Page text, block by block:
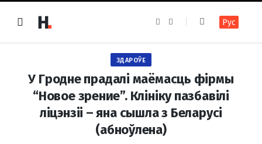
e
k
t
a
m
Рус
ЗДАРОЎЕ
У Гродне прадалі маёмасць фірмы
“Новое зрение”. Клініку пазбавілі
ліцэнзіі – яна сышла з Беларусі
(абноўлена)